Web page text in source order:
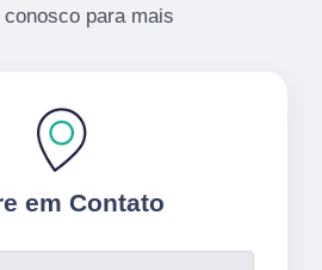
para mais
em Contato